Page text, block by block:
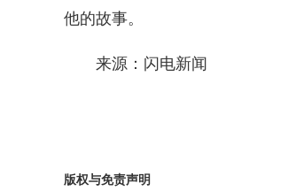
他的故事。
来源：闪电新闻
版权与免责声明